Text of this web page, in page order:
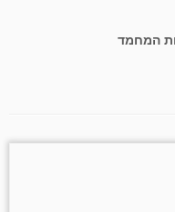
המחמד